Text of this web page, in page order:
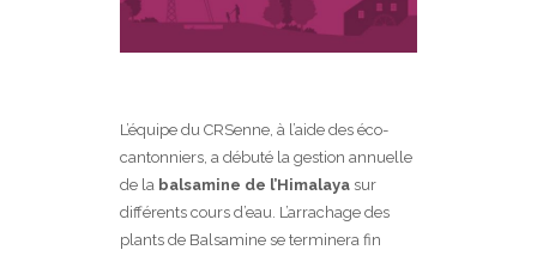
L’équipe du CRSenne, à l’aide des éco-
cantonniers, a débuté la gestion annuelle
de la balsamine de l’Himalaya sur
différents cours d’eau. L’arrachage des
plants de Balsamine se terminera fin